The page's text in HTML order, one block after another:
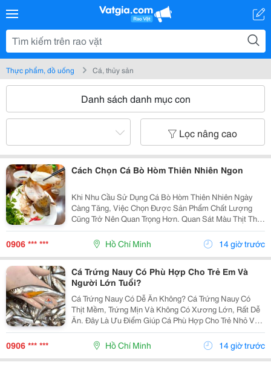
Thực phẩm, đồ uống Cá, thủy sản
Danh sách danh mục con
Lọc nâng cao
Cách Chọn Cá Bò Hòm Thiên Nhiên Ngon
Khi Nhu Cầu Sử Dụng Cá Bò Hòm Thiên Nhiên Ngày
Càng Tăng, Việc Chọn Được Sản Phẩm Chất Lượng
Cũng Trở Nên Quan Trọng Hơn. Quan Sát Màu Thịt Thịt
Cá Ngon Có Màu Trắng Ngà Tự Nhiên, Không Bị Vàng
Hoặc Xám. Kiểm Tra Độ Đàn Hồi Ấn Nhẹ Vào Miếng...
0906 *** *** Hồ Chí Minh 14 giờ trước
Cá Trứng Nauy Có Phù Hợp Cho Trẻ Em Và
Người Lớn Tuổi?
Cá Trứng Nauy Có Dễ Ăn Không? Cá Trứng Nauy Có
Thịt Mềm, Trứng Mịn Và Không Có Xương Lớn, Rất Dễ
Ăn. Đây Là Ưu Điểm Giúp Cá Phù Hợp Cho Trẻ Nhỏ Và
Người Lớn Tuổi. Giá Trị Dinh Dưỡng Của Cá Trứng Nauy
Cá Trứng Nauy Cung Cấp Protein, Omega-3 Và...
0906 *** *** Hồ Chí Minh 14 giờ trước